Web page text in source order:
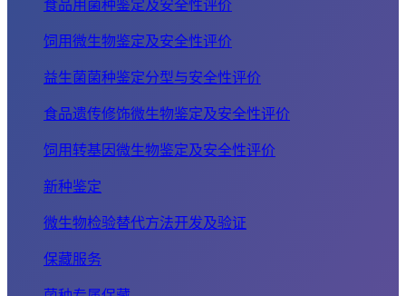
食品用菌种鉴定及安全性评价
饲用微生物鉴定及安全性评价
益生菌菌种鉴定分型与安全性评价
食品遗传修饰微生物鉴定及安全性评价
饲用转基因微生物鉴定及安全性评价
新种鉴定
微生物检验替代方法开发及验证
保藏服务